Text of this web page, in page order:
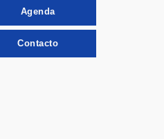
Agenda
Contacto